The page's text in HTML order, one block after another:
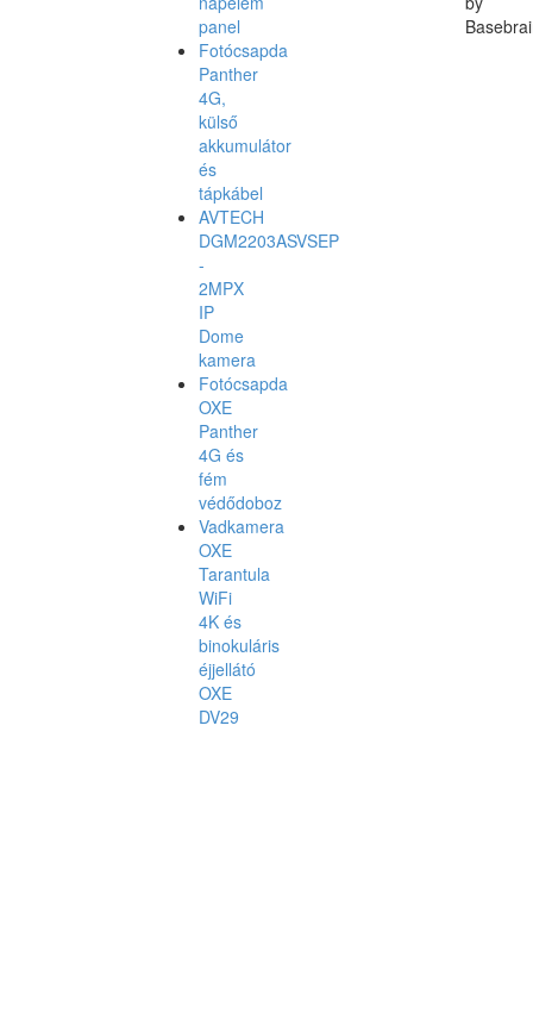
panel
Fotócsapda
Panther
4G,
külső
akkumulátor
és
tápkábel
AVTECH
DGM2203ASVSEP
-
2MPX
IP
Dome
kamera
Fotócsapda
OXE
Panther
4G és
fém
védődoboz
Vadkamera
OXE
Tarantula
WiFi
4K és
binokuláris
éjjellátó
OXE
DV29